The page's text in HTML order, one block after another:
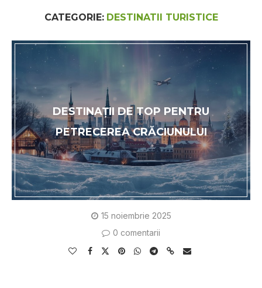
CATEGORIE: DESTINATII TURISTICE
DESTINAȚII DE TOP PENTRU
PETRECEREA CRĂCIUNULUI
15 noiembrie 2025
0 comentarii